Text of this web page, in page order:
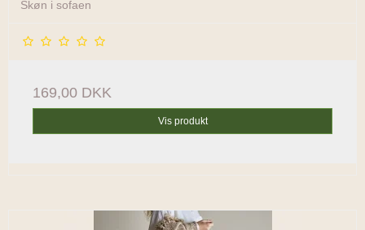
Skøn i sofaen
169,00 DKK
Vis produkt